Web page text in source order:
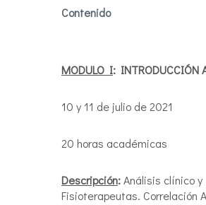
Contenido
MODULO I: INTRODUCCIÓN
10 y 11 de julio de 2021
20 horas académicas
Descripción:Análisis clínico
Fisioterapeutas. Correlación